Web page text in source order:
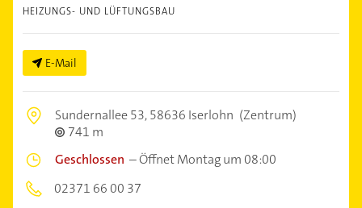
HEIZUNGS- UND LÜFTUNGSBAU
E-Mail
Sundernallee 53,58636 Iserlohn (Zentrum)
741 m
Geschlossen –Öffnet Montag um 08:00
02371 66 00 37